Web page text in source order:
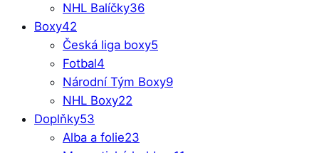
NHL Balíčky36
Boxy42
Česká liga boxy5
Fotbal4
Národní Tým Boxy9
NHL Boxy22
Doplňky53
Alba a folie23